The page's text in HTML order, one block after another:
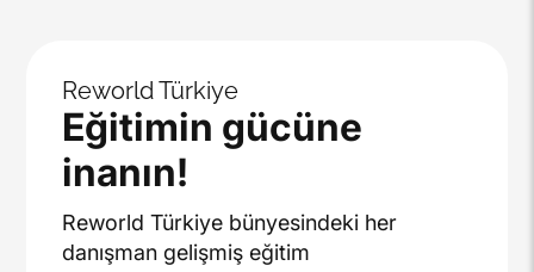
Reworld Türkiye
Eğitimin gücüne
inanın!
Reworld Türkiye bünyesindeki her
danışman gelişmiş eğitim